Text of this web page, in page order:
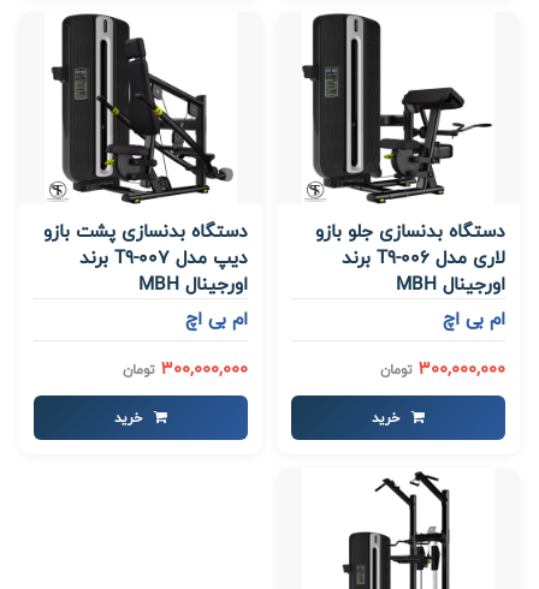
دستگاه بدنسازی جلو بازو
لاری مدل T9-006 برند
اورجینال MBH
ام بی اچ
300,000,000 تومان
خرید
دستگاه بدنسازی پشت بازو
دیپ مدل T9-007 برند
اورجینال MBH
ام بی اچ
300,000,000 تومان
خرید